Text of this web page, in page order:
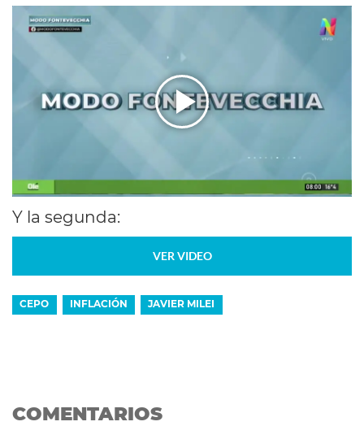
Y la segunda:
VER VIDEO
CEPO INFLACIÓN JAVIER MILEI
COMENTARIOS